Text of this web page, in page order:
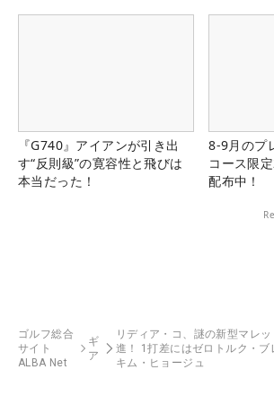
『G740』アイアンが引き出
す“反則級”の寛容性と飛びは
本当だった！
8-9月のプ
コース限
配布中！
ゴルフ総合
サイト
ALBA Net
ギ
ア
リディア・コ、謎の新型マレ
進！ 1打差にはゼロトルク・
キム・ヒョージュ